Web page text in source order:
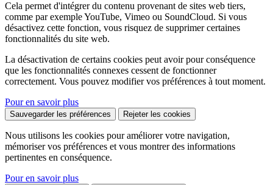
Cela permet d'intégrer du contenu provenant de sites web tiers,
comme par exemple YouTube, Vimeo ou SoundCloud. Si vous
désactivez cette fonction, vous risquez de supprimer certaines
fonctionnalités du site web.
La désactivation de certains cookies peut avoir pour conséquence
que les fonctionnalités connexes cessent de fonctionner
correctement. Vous pouvez modifier vos préférences à tout moment.
Pour en savoir plus
Sauvegarder les préférences Rejeter les cookies
Nous utilisons les cookies pour améliorer votre navigation,
mémoriser vos préférences et vous montrer des informations
pertinentes en conséquence.
Pour en savoir plus